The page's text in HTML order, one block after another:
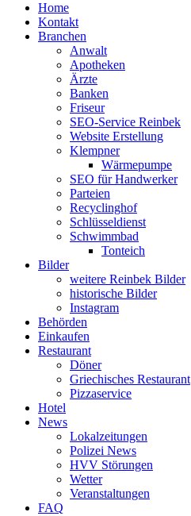
Home
Kontakt
Branchen
Anwalt
Apotheken
Ärzte
Banken
Friseur
SEO-Service Reinbek
Website Erstellung
Klempner
Wärmepumpe
SEO für Handwerker
Parteien
Recyclinghof
Schlüsseldienst
Schwimmbad
Tonteich
Bilder
weitere Reinbek Bilder
historische Bilder
Instagram
Behörden
Einkaufen
Restaurant
Döner
Griechisches Restaurant
Pizzaservice
Hotel
News
Lokalzeitungen
Polizei News
HVV Störungen
Wetter
Veranstaltungen
FAQ